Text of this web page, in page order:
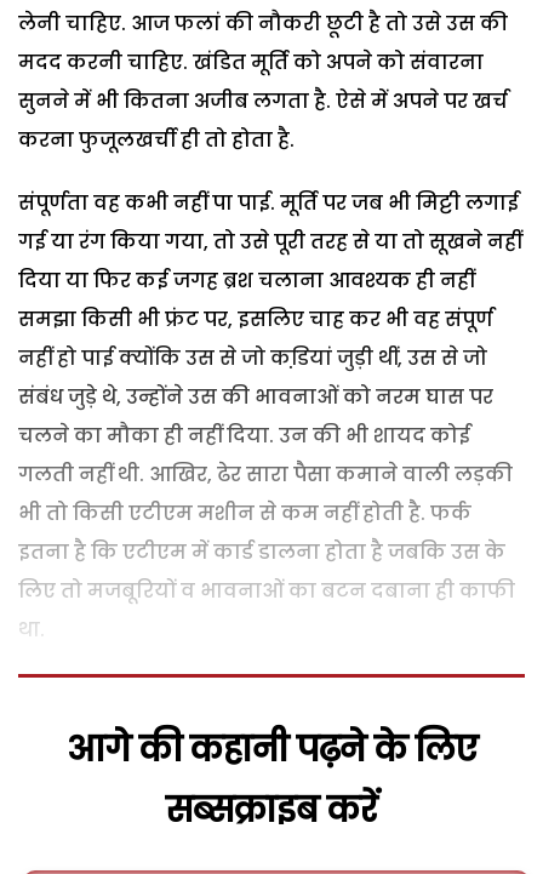
लेनी चाहिए. आज फलां की नौकरी छूटी है तो उसे उस की
मदद करनी चाहिए. खंडित मूर्ति को अपने को संवारना
सुनने में भी कितना अजीब लगता है. ऐसे में अपने पर खर्च
करना फुजूलखर्ची ही तो होता है.
संपूर्णता वह कभी नहीं पा पाई. मूर्ति पर जब भी मिट्टी लगाई
गई या रंग किया गया, तो उसे पूरी तरह से या तो सूखने नहीं
दिया या फिर कई जगह ब्रश चलाना आवश्यक ही नहीं
समझा किसी भी फ्रंट पर, इसलिए चाह कर भी वह संपूर्ण
नहीं हो पाई क्योंकि उस से जो कडि़यां जुड़ी थीं, उस से जो
संबंध जुड़े थे, उन्होंने उस की भावनाओं को नरम घास पर
चलने का मौका ही नहीं दिया. उन की भी शायद कोई
गलती नहीं थी. आखिर, ढेर सारा पैसा कमाने वाली लड़की
भी तो किसी एटीएम मशीन से कम नहीं होती है. फर्क
इतना है कि एटीएम में कार्ड डालना होता है जबकि उस के
लिए तो मजबूरियों व भावनाओं का बटन दबाना ही काफी
था.
आगे की कहानी पढ़ने के लिए
सब्सक्राइब करें